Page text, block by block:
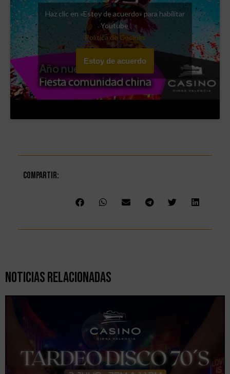
Haz clic en «Estoy de acuerdo» para habilitar
Youtube
Política de Cookies
Estoy de acuerdo
Compartir:
Noticias Relacionadas